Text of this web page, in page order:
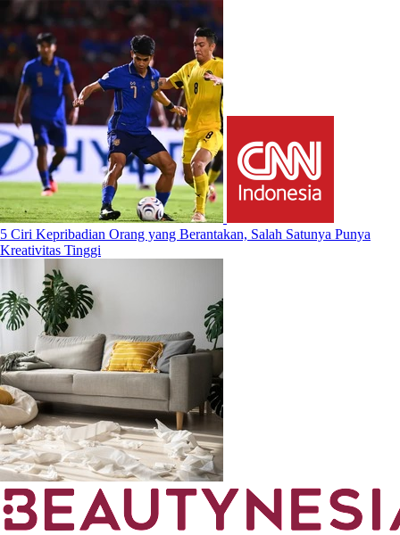
5 Ciri Kepribadian Orang yang Berantakan, Salah Satunya Punya
Kreativitas Tinggi